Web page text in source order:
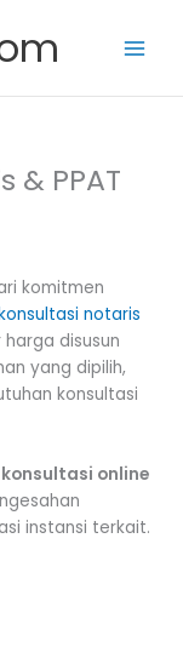
& PPAT
komitmen
notaris
disusun
yang dipilih,
konsultasi
konsultasi online
instansi terkait.